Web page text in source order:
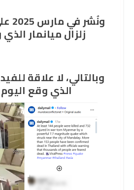
زلزال ميانمار
وبالتالي، لا علاقة
الذي وقع اليوم 30 يوليو 2025.